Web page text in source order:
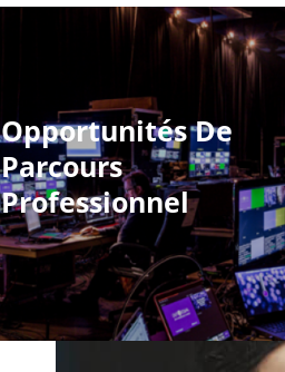
Opportunités De
Parcours
Professionnel